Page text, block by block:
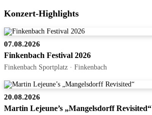
Konzert-Highlights
07.08.2026
Finkenbach Festival 2026
Finkenbach Sportplatz · Finkenbach
20.08.2026
Martin Lejeune’s „Mangelsdorff Revisited“